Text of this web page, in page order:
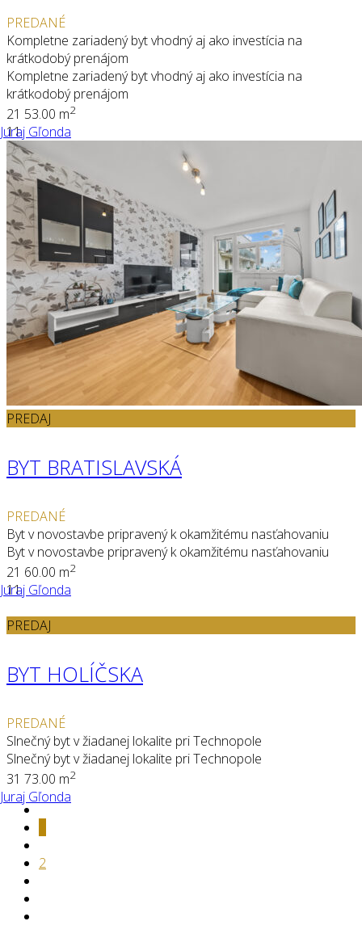
PREDANÉ
Kompletne zariadený byt vhodný aj ako investícia na
krátkodobý prenájom
Kompletne zariadený byt vhodný aj ako investícia na
krátkodobý prenájom
21 53.00 m2
Juraj Gľonda
11
PREDAJ
BYT BRATISLAVSKÁ
PREDANÉ
Byt v novostavbe pripravený k okamžitému nasťahovaniu
Byt v novostavbe pripravený k okamžitému nasťahovaniu
21 60.00 m2
Juraj Gľonda
11
PREDAJ
BYT HOLÍČSKA
PREDANÉ
Slnečný byt v žiadanej lokalite pri Technopole
Slnečný byt v žiadanej lokalite pri Technopole
31 73.00 m2
Juraj Gľonda
2